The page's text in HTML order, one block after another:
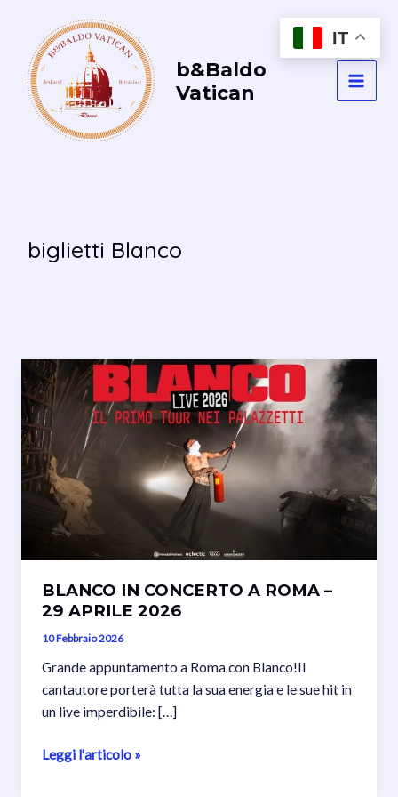
contenuto
b&Baldo
Vatican
biglietti Blanco
BLANCO IN CONCERTO A ROMA –
29 APRILE 2026
10 Febbraio 2026
Grande appuntamento a Roma con Blanco!Il
cantautore porterà tutta la sua energia e le sue hit in
un live imperdibile: […]
BLANCO
Leggi l'articolo »
IT